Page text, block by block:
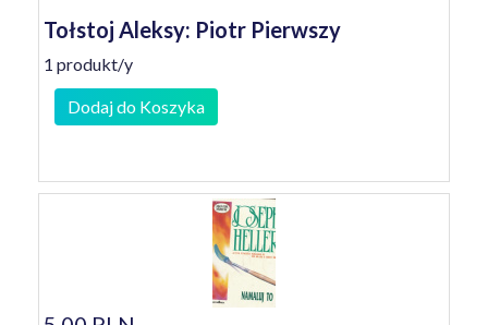
Tołstoj Aleksy: Piotr Pierwszy
1 produkt/y
Dodaj do Koszyka